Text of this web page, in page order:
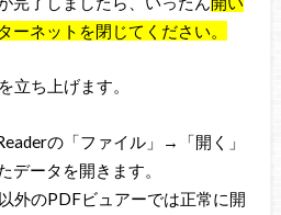
ーネットを閉じてください。
立ち上げます。
の「ファイル」→「開く」
データを開きます。
外のPDFビュアーでは正常に開